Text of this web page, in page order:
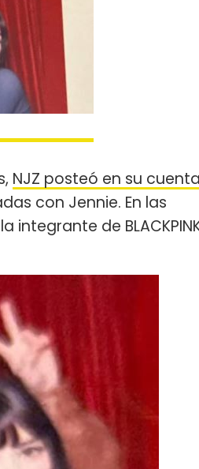
NJZ posteó en su
con Jennie. En las
integrante de